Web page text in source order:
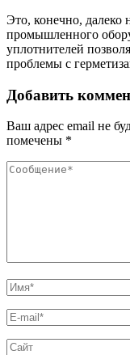
Это, конечно, далеко
промышленного
уплотнителей
проблемы с
Добавить
Ваш адрес email не
помечены *